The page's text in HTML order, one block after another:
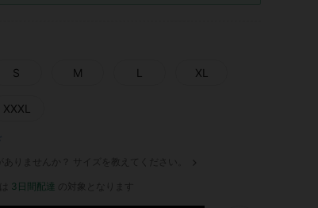
S M L XL
XXXL
ありませんか？ サイズを教えてください。
3日間配達 の対象となります